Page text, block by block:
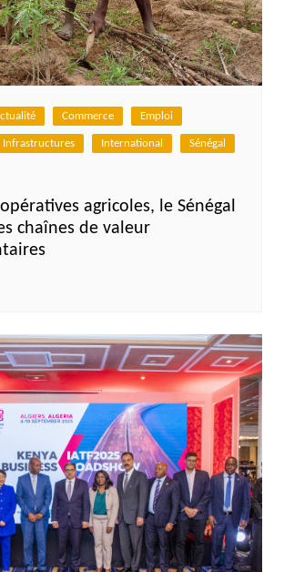
Commerce Emploi
Infrastructures International Sénégal
agricoles, le Sénégal
chaînes de valeur